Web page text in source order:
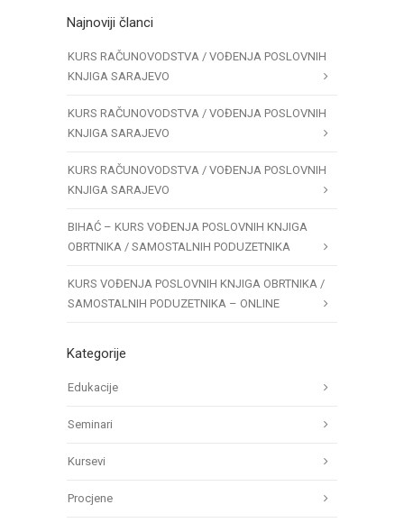
Najnoviji članci
KURS RAČUNOVODSTVA / VOĐENJA POSLOVNIH
KNJIGA SARAJEVO
KURS RAČUNOVODSTVA / VOĐENJA POSLOVNIH
KNJIGA SARAJEVO
KURS RAČUNOVODSTVA / VOĐENJA POSLOVNIH
KNJIGA SARAJEVO
BIHAĆ – KURS VOĐENJA POSLOVNIH KNJIGA
OBRTNIKA / SAMOSTALNIH PODUZETNIKA
KURS VOĐENJA POSLOVNIH KNJIGA OBRTNIKA /
SAMOSTALNIH PODUZETNIKA – ONLINE
Kategorije
Edukacije
Seminari
Kursevi
Procjene